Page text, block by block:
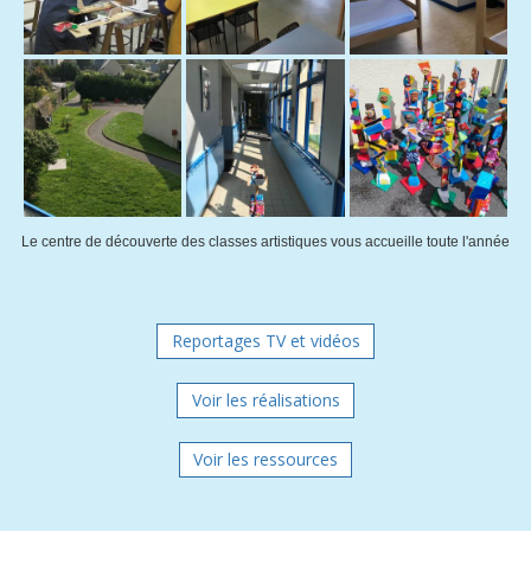
Le centre de découverte des classes artistiques vous accueille toute l'année
Reportages TV et vidéos
Voir les réalisations
Voir les ressources